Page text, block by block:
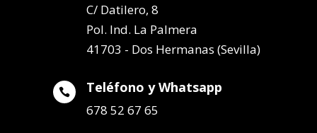
C/ Datilero, 8
Pol. Ind. La Palmera
41703 - Dos Hermanas (Sevilla)
 Teléfono y Whatsapp
678 52 67 65